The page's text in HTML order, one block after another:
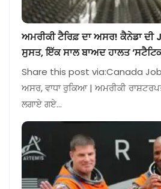
ਅਮਰੀਕੀ ਟੈਰਿਫ਼ ਦਾ ਅਸਰ! ਕੈਨੇਡਾ
ਸੁਸਤ, ਇੱਕ ਸਾਲ ਬਾਅਦ ਹਾਲਤ
Share this post via:Canada Job
ਅਸਰ, ਵਾਧਾ ਰੁਕਿਆ | ਅਮਰੀਕੀ
ਲਗਾਏ ਗਏ…